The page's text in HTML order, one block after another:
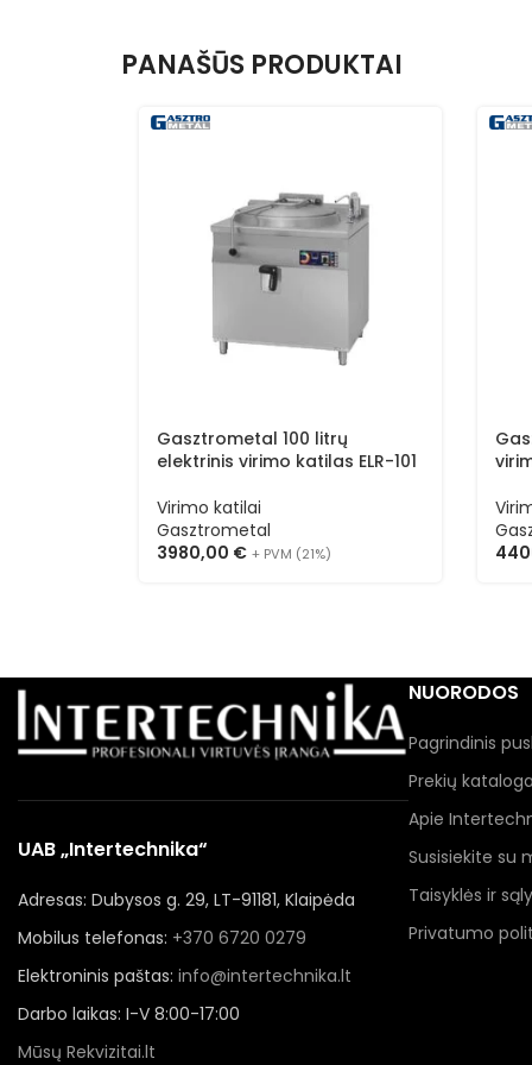
PANAŠŪS PRODUKTAI
Gasztrometal 100 litrų
elektrinis virimo katilas ELR-101
Virimo katilai
Gasztrometal
3980,00 € + PVM (21%)
UAB „Intertechnika“
Adresas: Dubysos g. 29, LT-91181, Klaipėda
Mobilus telefonas: +370 6720 0279
Elektroninis paštas: info@intertechnika.lt
Darbo laikas: I-V 8:00-17:00
Mūsų Rekvizitai.lt
NUORODOS
Pagrindinis
Prekių
Apie
Susisiekite su
Taisyklės ir
Privatumo